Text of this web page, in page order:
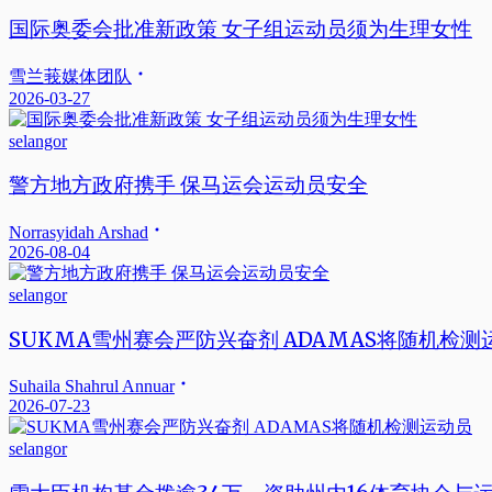
国际奥委会批准新政策 女子组运动员须为生理女性
雪兰莪媒体团队
2026-03-27
selangor
警方地方政府携手 保马运会运动员安全
Norrasyidah Arshad
2026-08-04
selangor
SUKMA雪州赛会严防兴奋剂 ADAMAS将随机检测
Suhaila Shahrul Annuar
2026-07-23
selangor